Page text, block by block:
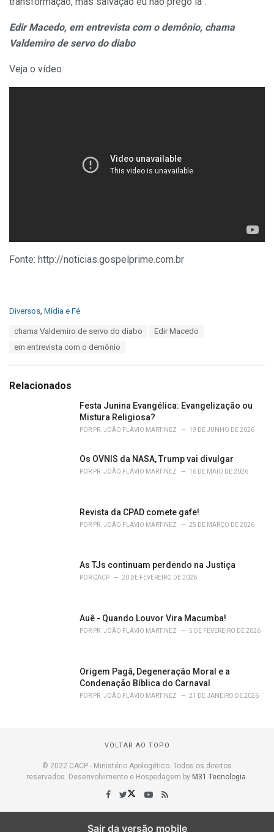
Edir Macedo, em entrevista com o demônio, chama
Valdemiro de servo do diabo
Veja o vídeo
Fonte: http://noticias.gospelprime.com.br
C
i
Diversos Mídia e Fé
chama Valdemiro de servo do diabo
Edir Macedo
em entrevista com o demônio
Relacionados
Festa Junina Evangélica: Evangelização ou
Mistura Religiosa?
POR PR. JOÃO FLÁVIO MARTINEZ 19 DE JUNHO DE 2026
Os OVNIS da NASA, Trump vai divulgar
POR PR. JOÃO FLÁVIO MARTINEZ 16 DE MAIO DE 2026
Revista da CPAD comete gafe!
POR PR. JOÃO FLÁVIO MARTINEZ 25 DE MARÇO DE 2026
As TJs continuam perdendo na Justiça
POR CACP 20 DE FEVEREIRO DE 2026
Auê - Quando Louvor Vira Macumba!
POR PR. JOÃO FLÁVIO MARTINEZ 5 DE FEVEREIRO DE 2026
Origem Pagã, Degeneração Moral e a
Condenação Bíblica do Carnaval
POR PR. JOÃO FLÁVIO MARTINEZ 21 DE JANEIRO DE 2026
VOLTAR AO TOPO
© 2022 CACP - Ministério Apologético. Todos os direitos
reservados. Desenvolvimento e Hospedagem by M31 Tecnologia.
Sair da versão mobile